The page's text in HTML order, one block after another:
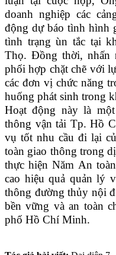
doanh nghiệp các
động dự báo tình hình
tình trạng ùn tắc tại
Thọ. Đồng thời, nhấn
phối hợp chặt chẽ với
các đơn vị chức năng
huống phát sinh trong
Hoạt động này là
thông vận tải Tp. Hồ
vụ tốt nhu cầu đi lại
toàn giao thông trong
thực hiện Năm An
cao hiệu quả quản lý
thông đường thủy nội
bền vững và an toàn
phố Hồ Chí Minh.